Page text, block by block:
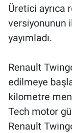
Üretici
versiyonunun
yayımladı.
Renault
edilmeye
kilometre
Tech motor
Renault
Nedir
Programlar
Sağlık
Spor